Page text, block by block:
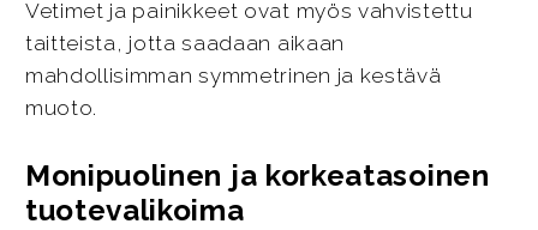
Vetimet ja painikkeet ovat myös vahvistettu
taitteista, jotta saadaan aikaan
mahdollisimman symmetrinen ja kestävä
muoto.
Monipuolinen ja korkeatasoinen
tuotevalikoima